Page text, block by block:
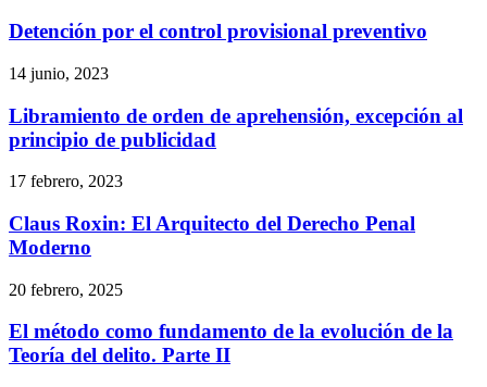
Detención por el control provisional preventivo
14 junio, 2023
Libramiento de orden de aprehensión, excepción al
principio de publicidad
17 febrero, 2023
Claus Roxin: El Arquitecto del Derecho Penal
Moderno
20 febrero, 2025
El método como fundamento de la evolución de la
Teoría del delito. Parte II